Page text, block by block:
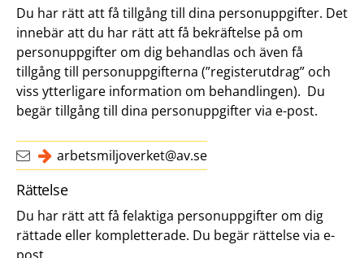
Du har rätt att få tillgång till dina personuppgifter. Det
innebär att du har rätt att få bekräftelse på om
personuppgifter om dig behandlas och även få
tillgång till personuppgifterna (”registerutdrag” och
viss ytterligare information om behandlingen). Du
begär tillgång till dina personuppgifter via e-post.
arbetsmiljoverket@av.se
Rättelse
Du har rätt att få felaktiga personuppgifter om dig
rättade eller kompletterade. Du begär rättelse via e-